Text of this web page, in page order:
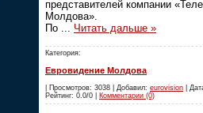
представителей компании
Молдова».
По
Читать дальше »
Категория:
Евровидение Молдова
| Просмотров: 3038 | Добавил: eurovision |
Рейтинг: 0.0/0 | Комментарии (0)